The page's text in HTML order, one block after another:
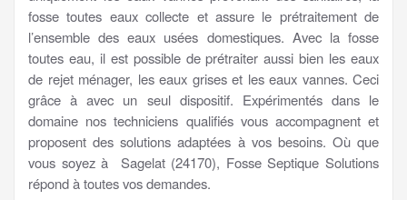
fosse toutes eaux collecte et assure le prétraitement de
l’ensemble des eaux usées domestiques. Avec la fosse
toutes eau, il est possible de prétraiter aussi bien les eaux
de rejet ménager, les eaux grises et les eaux vannes. Ceci
grâce à avec un seul dispositif. Expérimentés dans le
domaine nos techniciens qualifiés vous accompagnent et
proposent des solutions adaptées à vos besoins. Où que
vous soyez à Sagelat (24170), Fosse Septique Solutions
répond à toutes vos demandes.